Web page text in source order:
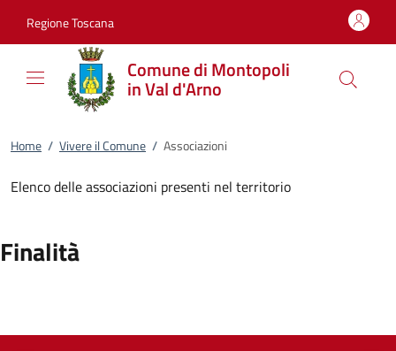
Regione Toscana
Comune di Montopoli
in Val d'Arno
Home / Vivere il Comune / Associazioni
Elenco delle associazioni presenti nel territorio
Finalità